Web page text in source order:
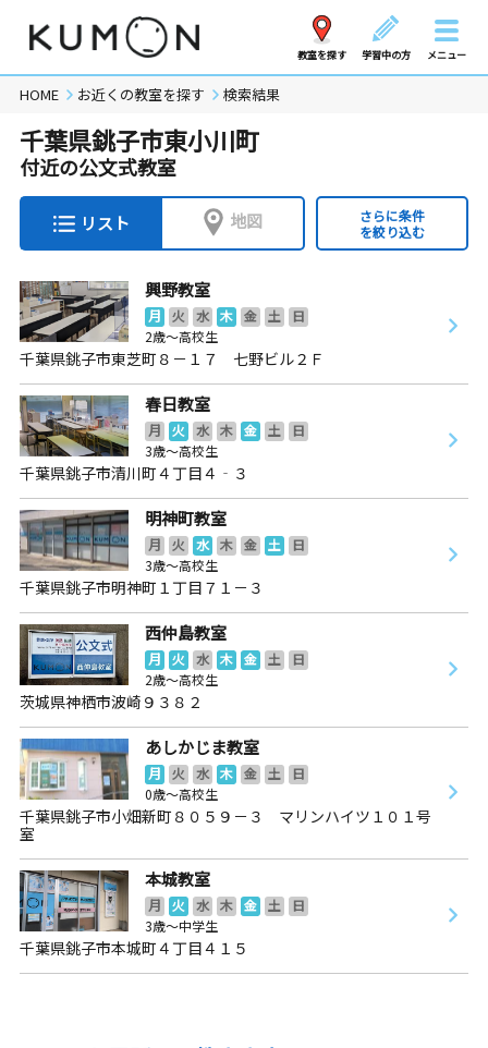
教室を探す 学習中の方 メニュー
HOME お近くの教室を探す 検索結果
千葉県銚子市東小川町
付近の公文式教室
リスト 地図
さらに条件
を絞り込む
興野教室
月 火 水 木 金 土
日
2歳～高校生
千葉県銚子市東芝町８－１７ 七野ビル２Ｆ
春日教室
月 火 水 木 金 土
日
3歳～高校生
千葉県銚子市清川町４丁目４‐３
明神町教室
月 火 水 木 金 土
日
3歳～高校生
千葉県銚子市明神町１丁目７１－３
西仲島教室
月 火 水 木 金 土
日
2歳～高校生
茨城県神栖市波崎９３８２
あしかじま教室
月 火 水 木 金 土
日
0歳～高校生
千葉県銚子市小畑新町８０５９－３ マリンハイツ１０１号
室
本城教室
月 火 水 木 金 土
日
3歳～中学生
千葉県銚子市本城町４丁目４１５